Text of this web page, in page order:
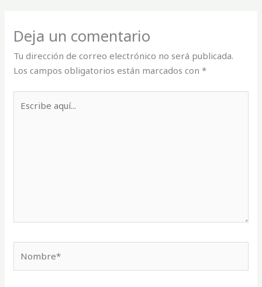
Deja un comentario
Tu dirección de correo electrónico no será publicada.
Los campos obligatorios están marcados con*
aquí...